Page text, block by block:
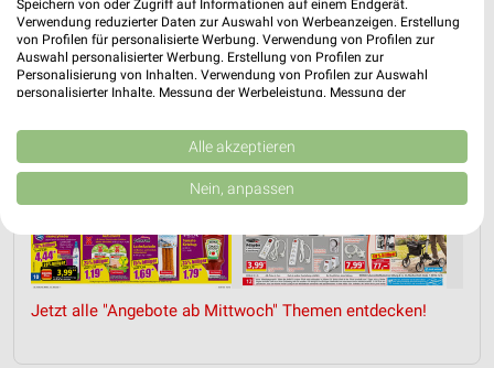
Jetzt alle "Angebote ab Mittwoch" Themen entdecken!
Speichern von oder Zugriff auf Informationen auf einem Endgerät.
Verwendung reduzierter Daten zur Auswahl von Werbeanzeigen. Erstellung
von Profilen für personalisierte Werbung. Verwendung von Profilen zur
Auswahl personalisierter Werbung. Erstellung von Profilen zur
Personalisierung von Inhalten. Verwendung von Profilen zur Auswahl
personalisierter Inhalte. Messung der Werbeleistung. Messung der
Kombinationen von Daten aus verschiedenen Quellen. Entwicklung und
Verbesserung der Angebote. Verwendung reduzierter Daten zur Auswahl
von Inhalten.
Daten können außerhalb der Europäischen Union weitergegeben und in die
Website/App.
Partnerliste anzeigen (1 IAB-Anbieter)
IAB-Verarbeitungszwecke:
Alle akzeptieren
Nein, anpassen